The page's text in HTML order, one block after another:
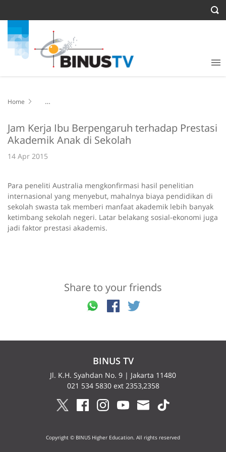
Home
Jam Kerja Ibu Berpengaruh terhadap Prestasi
Akademik Anak di Sekolah
14 Apr 2015
Para peneliti Australia mengkonfirmasi hasil penelitian
internasional yang menyebut, mahalnya biaya pendidikan di
sekolah swasta tak memberi manfaat akademik lebih banyak
ketimbang sekolah negeri. Latar belakang sosial-ekonomi juga
jadi faktor prestasi akademis.
Share to your friends
BINUS TV
Jl. K.H. Syahdan No. 9 | Jakarta 11480
021 534 5830 ext 2353,2358
Copyright © BINUS Higher Education. All rights reserved